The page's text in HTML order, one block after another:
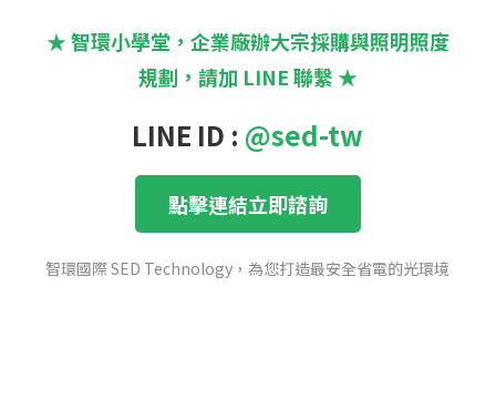
★ 智環小學堂，企業廠辦大宗採購與照明照度
規劃，請加 LINE 聯繫 ★
LINE ID : @sed-tw
點擊連結立即諮詢
智環國際 SED Technology，為您打造最安全省電的光環境